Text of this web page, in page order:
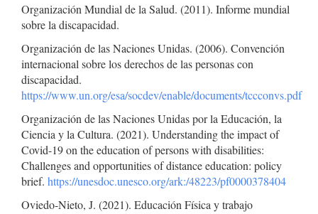
Organización Mundial de la Salud. (2011). Informe mundial
sobre la discapacidad.
Organización de las Naciones Unidas. (2006). Convención
internacional sobre los derechos de las personas con
discapacidad.
https://www.un.org/esa/socdev/enable/documents/tccconvs.pdf
Organización de las Naciones Unidas por la Educación, la
Ciencia y la Cultura. (2021). Understanding the impact of
Covid-19 on the education of persons with disabilities:
Challenges and opportunities of distance education: policy
brief. https://unesdoc.unesco.org/ark:/48223/pf0000378404
Oviedo-Nieto, J. (2021). Educación Física y trabajo